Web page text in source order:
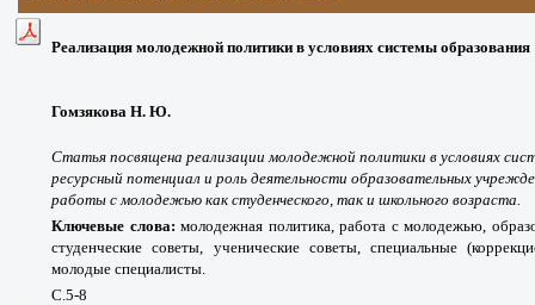
Реализация молодежной политики в условиях системы образования
Гомзякова Н. Ю.
Статья посвящена реализации молодежной политики в условиях
ресурсный потенциал и роль деятельности образовательных
работы с молодежью как студенческого, так и школьного возраста.
Ключевые слова:молодежная политика, работа с молодежью,
студенческие советы, ученические советы, специальные
молодые специалисты.
С.5-8